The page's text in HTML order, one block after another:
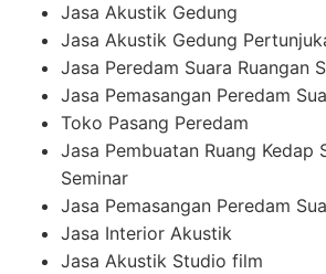
Jasa Akustik Gedung
Jasa Akustik Gedung
Jasa Peredam Suara Ruangan
Jasa Pemasangan Peredam
Toko Pasang Peredam
Jasa Pembuatan Ruang Kedap
Seminar
Jasa Pemasangan Peredam
Jasa Interior Akustik
Jasa Akustik Studio film